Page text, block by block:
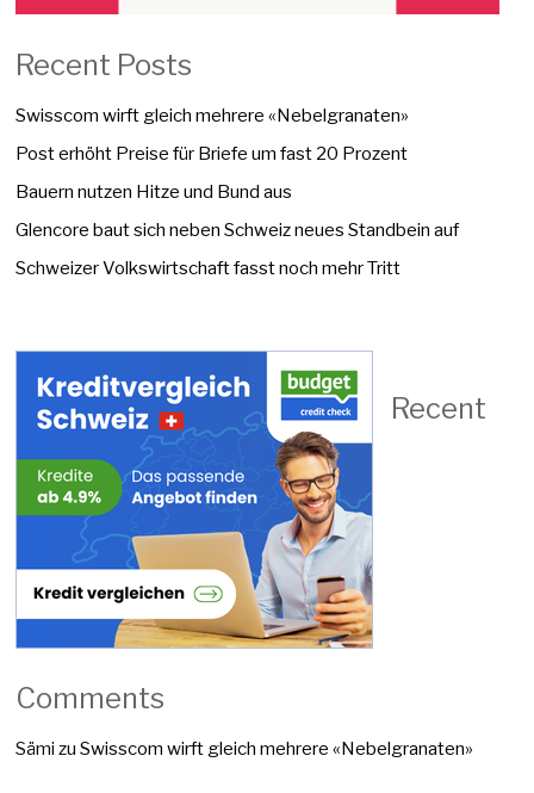
Recent Posts
Swisscom wirft gleich mehrere «Nebelgranaten»
Post erhöht Preise für Briefe um fast 20 Prozent
Bauern nutzen Hitze und Bund aus
Glencore baut sich neben Schweiz neues Standbein auf
Schweizer Volkswirtschaft fasst noch mehr Tritt
Recent
Comments
Sämi zuSwisscom wirft gleich mehrere «Nebelgranaten»